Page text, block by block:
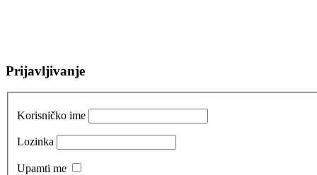
Prijavljivanje
Korisničko ime
Lozinka
Upamti me